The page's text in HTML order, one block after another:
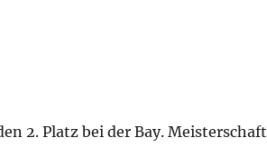
2. Platz bei der Bay. Meisterschaft